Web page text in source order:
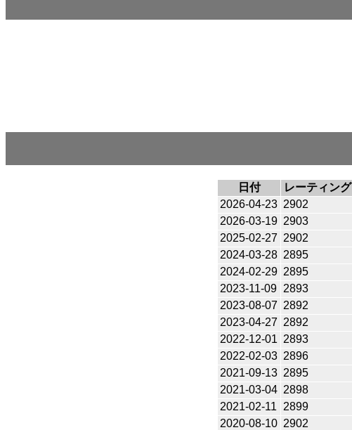
日付 レーティング
2026-04-23 2902
2026-03-19 2903
2025-02-27 2902
2024-03-28 2895
2024-02-29 2895
2023-11-09 2893
2023-08-07 2892
2023-04-27 2892
2022-12-01 2893
2022-02-03 2896
2021-09-13 2895
2021-03-04 2898
2021-02-11
2899
2020-08-10 2902